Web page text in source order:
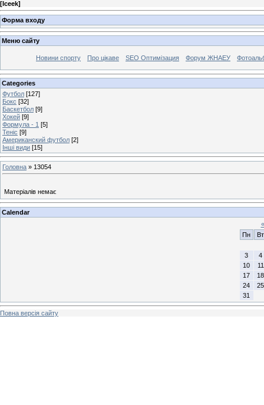
[Iceek]
Форма входу
Меню сайту
Новини спорту Про цікаве SEO Оптимізация Форум ЖНАЕУ
Categories
Футбол [127]
Бокс [32]
Баскетбол [9]
Хокей [9]
Формула - 1 [5]
Теніс [9]
Американский футбол [2]
Інші види [15]
Головна » 13054
Матеріалів немає
Calendar
«
Пн
Вт
3
4
10
11
17
18
24
25
31
Повна версія сайту